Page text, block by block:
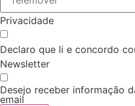
Privacidade
Declaro que li e concordo
Newsletter
Desejo receber informação
email